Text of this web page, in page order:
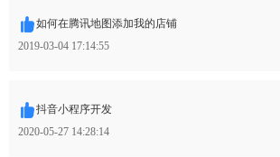
如何在腾讯地图添加我的店铺
2019-03-04 17:14:55
抖音小程序开发
2020-05-27 14:28:14